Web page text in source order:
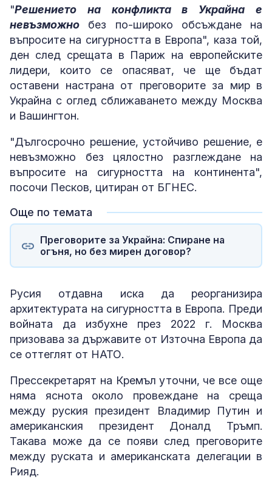
"Решението на конфликта в Украйна е
невъзможно без по-широко обсъждане на
въпросите на сигурността в Европа", каза той,
ден след срещата в Париж на европейските
лидери, които се опасяват, че ще бъдат
оставени настрана от преговорите за мир в
Украйна с оглед сближаването между Москва
и Вашингтон.
"Дългосрочно решение, устойчиво решение, е
невъзможно без цялостно разглеждане на
въпросите на сигурността на континента",
посочи Песков, цитиран от БГНЕС.
Още по темата
Преговорите за Украйна: Спиране на
огъня, но без мирен договор?
Русия отдавна иска да реорганизира
архитектурата на сигурността в Европа. Преди
войната да избухне през 2022 г. Москва
призовава за държавите от Източна Европа да
се оттеглят от НАТО.
Прессекретарят на Кремъл уточни, че все още
няма яснота около провеждане на среща
между руския президент Владимир Путин и
американския президент Доналд Тръмп.
Такава може да се появи след преговорите
между руската и американската делегации в
Рияд.